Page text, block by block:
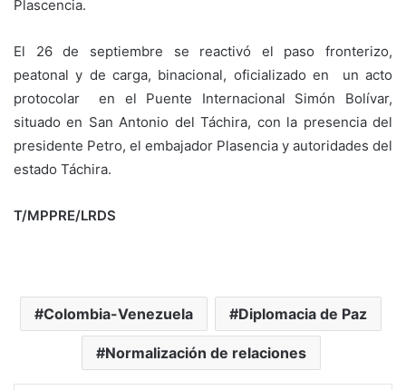
Plascencia.
El 26 de septiembre se reactivó el paso fronterizo,
peatonal y de carga, binacional, oficializado en un acto
protocolar en el Puente Internacional Simón Bolívar,
situado en San Antonio del Táchira, con la presencia del
presidente Petro, el embajador Plasencia y autoridades del
estado Táchira.
T/MPPRE/LRDS
Colombia-Venezuela Diplomacia de Paz
Normalización de relaciones